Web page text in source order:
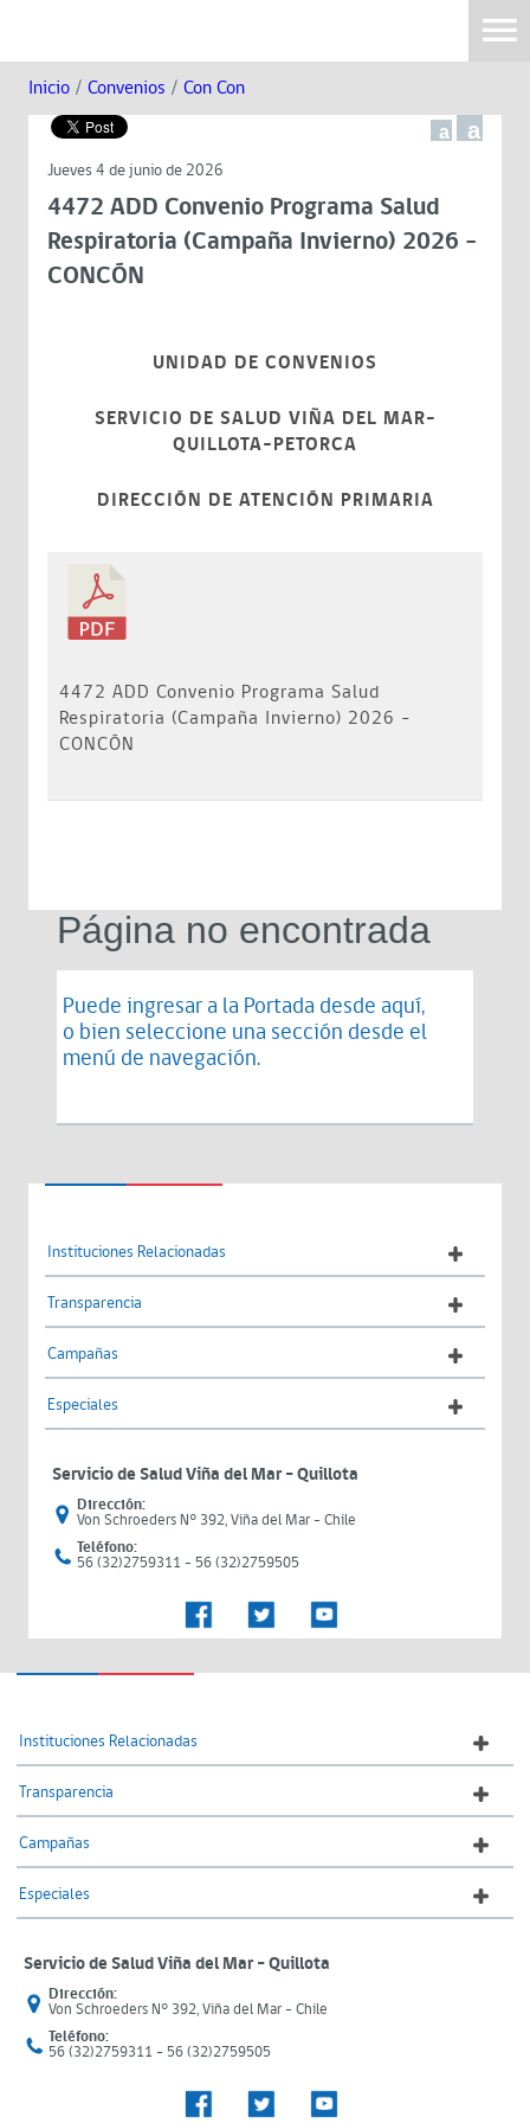
Inicio / Convenios / Con Con
a a
Jueves 4 de junio de 2026
4472 ADD Convenio Programa Salud
Respiratoria (Campaña Invierno) 2026 -
CONCÓN
UNIDAD DE CONVENIOS
SERVICIO DE SALUD VIÑA DEL MAR-
QUILLOTA-PETORCA
DIRECCIÓN DE ATENCIÓN PRIMARIA
4472 ADD Convenio Programa Salud
Respiratoria (Campaña Invierno) 2026 -
CONCÓN
Página no encontrada
Puede ingresar a la Portada desde aquí,
o bien seleccione una sección desde el
menú de navegación.
Instituciones Relacionadas
Transparencia
Campañas
Especiales
Servicio de Salud Viña del Mar – Quillota
Dirección:
Von Schroeders N° 392, Viña del Mar - Chile
Teléfono:
56 (32)2759311 - 56 (32)2759505
Instituciones Relacionadas
Transparencia
Campañas
Especiales
Servicio de Salud Viña del Mar – Quillota
Dirección:
Von Schroeders N° 392, Viña del Mar - Chile
Teléfono:
56 (32)2759311 - 56 (32)2759505